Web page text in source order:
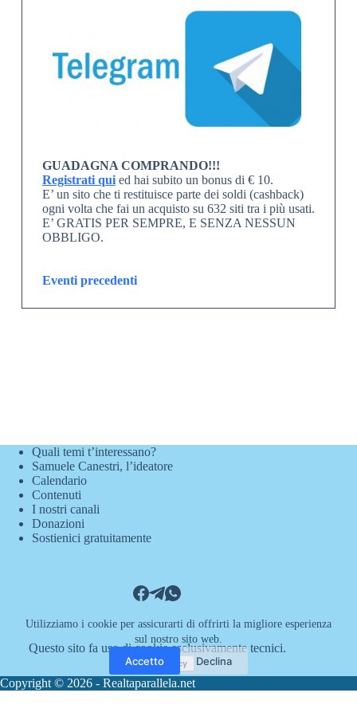
Utilizziamo i cookie per assicurarti di offrirti la migliore esperienza
sul nostro sito web.
Accetto Declina
GUADAGNA COMPRANDO!!!
Registrati quied hai subito un bonus di € 10.
E’ un sito che ti restituisce parte dei soldi (cashback)
ogni volta che fai un acquisto su 632 siti tra i più usati.
E’ GRATIS PER SEMPRE, E SENZA NESSUN
OBBLIGO.
Eventi precedenti
Quali temi t’interessano?
Samuele Canestri, l’ideatore
Calendario
Contenuti
I nostri canali
Donazioni
Sostienici gratuitamente
Questo sito fa uso di cookie esclusivamente tecnici.
Copyright © 2026 - Realtaparallela.net